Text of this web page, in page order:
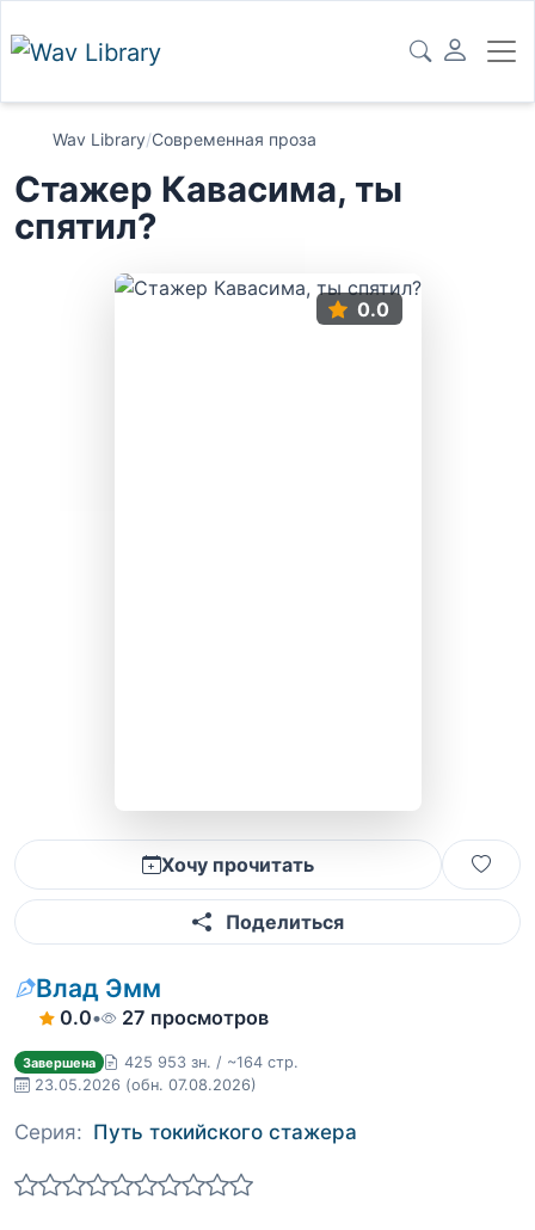
Wav Library/Современная проза
Стажер Кавасима, ты
спятил?
0.0
Хочу прочитать
Поделиться
Влад Эмм
0.0• 27 просмотров
Завершена
425 953 зн. / ~164 стр.
23.05.2026 (обн. 07.08.2026)
Серия: Путь токийского стажера